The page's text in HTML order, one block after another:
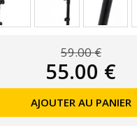
59.00 €
55.00 €
AJOUTER AU PANIER